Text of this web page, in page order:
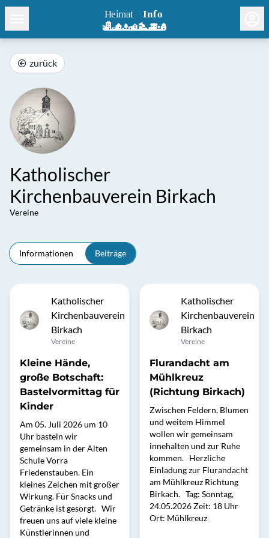
zurück
Katholischer
Kirchenbauverein Birkach
Vereine
Informationen Beiträge
Katholischer
Kirchenbauverein
Birkach
Vereine
Kleine Hände,
große Botschaft:
Bastelvormittag für
Kinder
Am 05. Juli 2026 um 10
Uhr basteln wir
gemeinsam in der Alten
Schule Vorra
Friedenstauben. Ein
kleines Zeichen mit großer
Wirkung. Für Snacks und
Getränke ist gesorgt. Wir
freuen uns auf viele kleine
Künstlerinnen und
Katholischer
Kirchenbauverein
Birkach
Vereine
Flurandacht am
Mühlkreuz
(Richtung Birkach)
Zwischen Feldern, Blumen
und weitem Himmel
wollen wir gemeinsam
innehalten und zur Ruhe
kommen. Herzliche
Einladung zur Flurandacht
am Mühlkreuz Richtung
Birkach. Tag: Sonntag,
24.05.2026 Zeit: 18 Uhr
Ort: Mühlkreuz